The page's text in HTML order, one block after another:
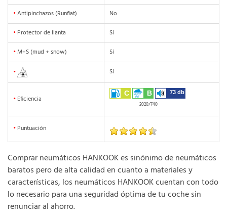
•Antipinchazos (Runflat)
No
• Protector de llanta
Sí
• M+S (mud + snow) Sí
• Sí
• Eficiencia
C B 73 db
2020/740
• Puntuación
Comprar neumáticos HANKOOK es sinónimo de neumáticos
baratos pero de alta calidad en cuanto a materiales y
características, los neumáticos HANKOOK cuentan con todo
lo necesario para una seguridad óptima de tu coche sin
renunciar al ahorro.